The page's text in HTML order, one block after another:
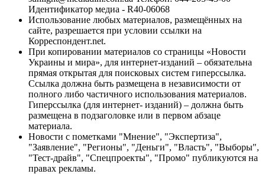
Идентификатор медиа - R40-06068
Использование любых материалов, размещённых на
сайте, разрешается при условии ссылки на
Корреспондент.net.
При копировании материалов со страницы «Новости
Украины и мира», для интернет-изданий – обязательна
прямая открытая для поисковых систем гиперссылка.
Ссылка должна быть размещена в независимости от
полного либо частичного использования материалов.
Гиперссылка (для интернет- изданий) – должна быть
размещена в подзаголовке или в первом абзаце
материала.
Новости с пометками "Мнение", "Экспертиза",
"Заявление", "Регионы", "Деньги", "Власть", "Выборы",
"Тест-драйв", "Спецпроекты", "Промо" публикуются на
правах рекламы.